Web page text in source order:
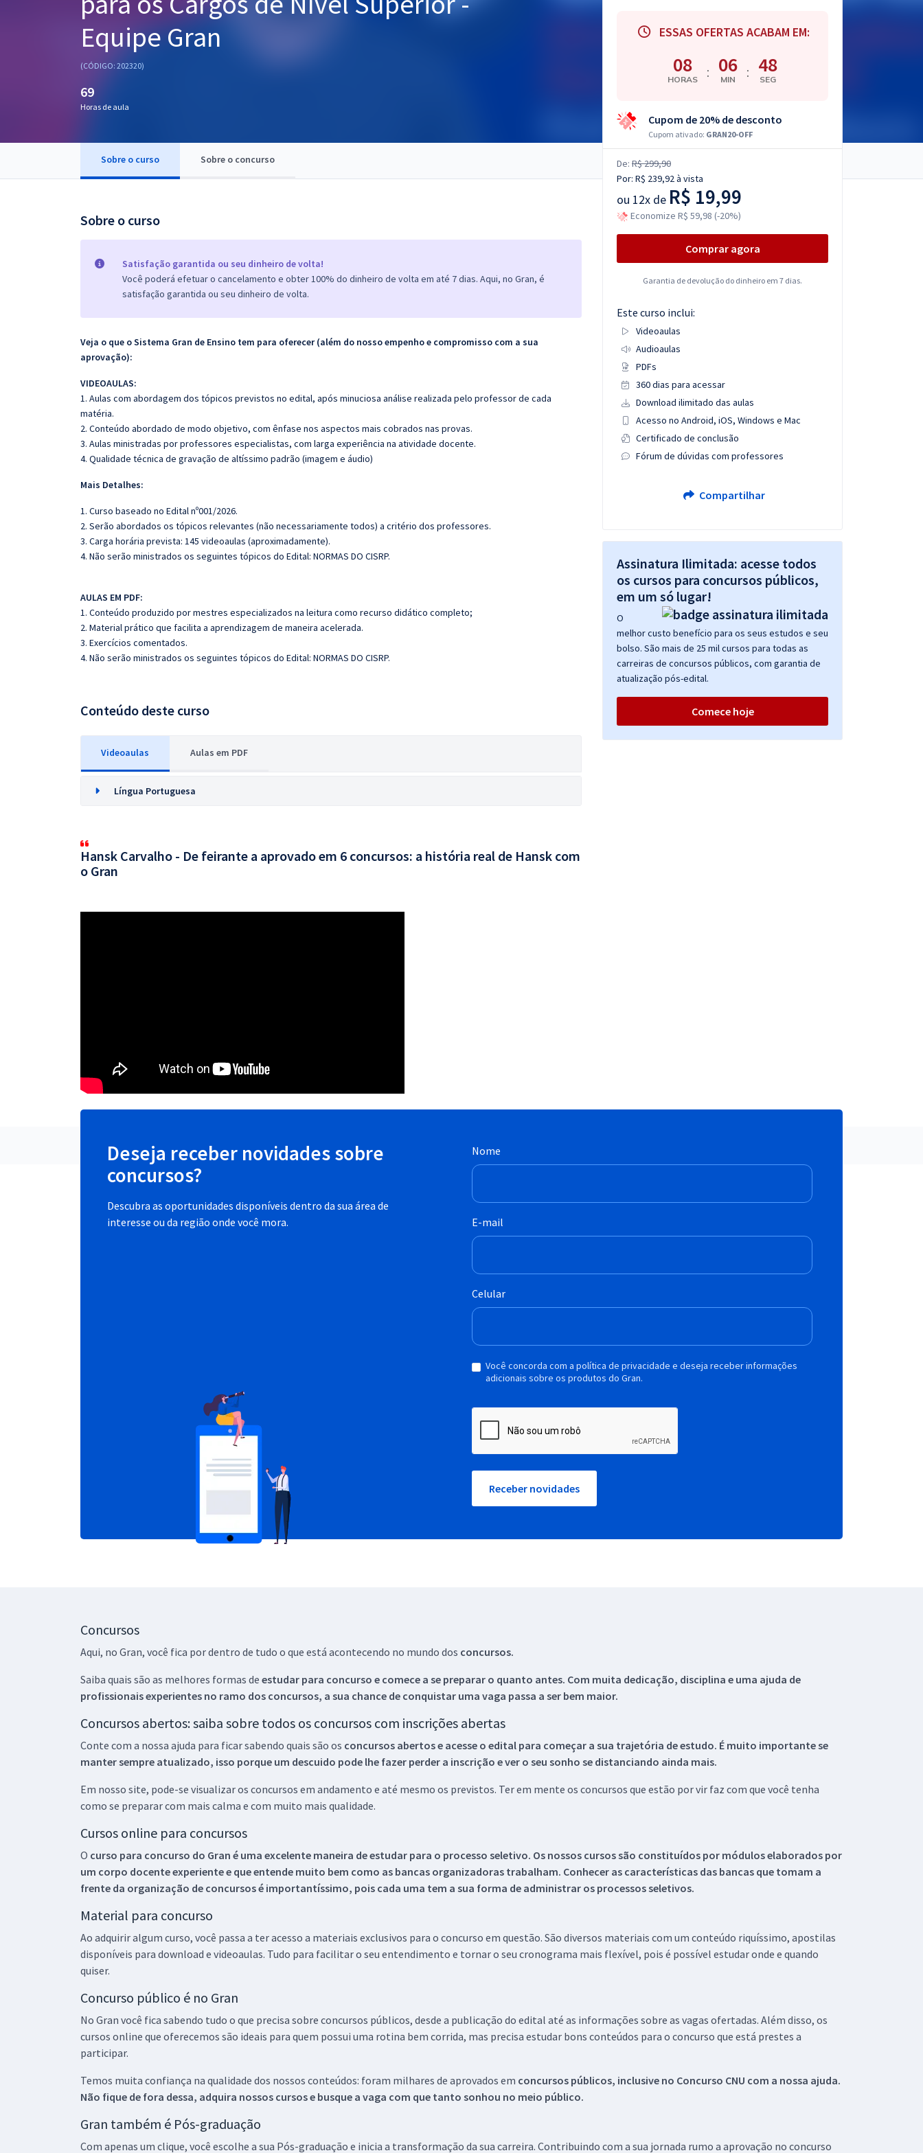
Questões grátis
Equipe Gran
(CÓDIGO: 202320)
69
Horas de aula
Sobre o curso Sobre o concurso
Sobre o curso
Satisfação garantida ou seu dinheiro de volta!
Você poderá efetuar o cancelamento e obter 100% do dinheiro de volta em até 7 dias. Aqui, no Gran, é
satisfação garantida ou seu dinheiro de volta.
Veja o que o Sistema Gran de Ensino tem para oferecer (além do nosso empenho e compromisso com a sua
aprovação):
VIDEOAULAS:
1. Aulas com abordagem dos tópicos previstos no edital, após minuciosa análise realizada pelo professor de cada
matéria.
2. Conteúdo abordado de modo objetivo, com ênfase nos aspectos mais cobrados nas provas.
3. Aulas ministradas por professores especialistas, com larga experiência na atividade docente.
4. Qualidade técnica de gravação de altíssimo padrão (imagem e áudio)
Mais Detalhes:
1. Curso baseado no Edital nº001/2026.
2. Serão abordados os tópicos relevantes (não necessariamente todos) a critério dos professores.
3. Carga horária prevista: 145 videoaulas (aproximadamente).
4. Não serão ministrados os seguintes tópicos do Edital: NORMAS DO CISRP.
AULAS EM PDF:
1. Conteúdo produzido por mestres especializados na leitura como recurso didático completo;
2. Material prático que facilita a aprendizagem de maneira acelerada.
3. Exercícios comentados.
4. Não serão ministrados os seguintes tópicos do Edital: NORMAS DO CISRP.
Conteúdo deste curso
Videoaulas Aulas em PDF
Língua Portuguesa
Hansk Carvalho - De feirante a aprovado em 6 concursos: a história real de Hansk com
o Gran
ESSAS OFERTAS ACABAM EM:
08
HORAS : 06
MIN : 47
SEG
Cupom de 20% de desconto
Cupom ativado: GRAN20-OFF
De: R$ 299,90
Por: R$ 239,92à vista
ou 12x de R$ 19,99
Economize R$ 59,98 (-20%)
Comprar agora
Garantia de devolução do dinheiro em 7 dias.
Este curso inclui:
Videoaulas
Audioaulas
PDFs
360 dias para acessar
Download ilimitado das aulas
Acesso no Android, iOS, Windows e Mac
Certificado de conclusão
Fórum de dúvidas com professores
Compartilhar
Assinatura Ilimitada: acesse todos
os cursos para concursos públicos,
em um só lugar!
O
melhor custo benefício para os seus estudos e seu
bolso. São mais de 25 mil cursos para todas as
carreiras de concursos públicos, com garantia de
atualização pós-edital.
Comece hoje
Deseja receber novidades sobre
concursos?
Descubra as oportunidades disponíveis dentro da sua área de
interesse ou da região onde você mora.
Nome
E-mail
Celular
Você concorda com a política de privacidade e deseja receber informações
adicionais sobre os produtos do Gran.
Receber novidades
Concursos
Aqui, no Gran, você fica por dentro de tudo o que está acontecendo no mundo dos concursos.
Saiba quais são as melhores formas de estudar para concurso e comece a se preparar o quanto antes. Com muita dedicação, disciplina e uma ajuda de
profissionais experientes no ramo dos concursos, a sua chance de conquistar uma vaga passa a ser bem maior.
Concursos abertos: saiba sobre todos os concursos com inscrições abertas
Conte com a nossa ajuda para ficar sabendo quais são os concursos abertos e acesse o edital para começar a sua trajetória de estudo. É muito importante se
manter sempre atualizado, isso porque um descuido pode lhe fazer perder a inscrição e ver o seu sonho se distanciando ainda mais.
Em nosso site, pode-se visualizar os concursos em andamento e até mesmo os previstos. Ter em mente os concursos que estão por vir faz com que você tenha
como se preparar com mais calma e com muito mais qualidade.
Cursos online para concursos
O curso para concurso do Gran é uma excelente maneira de estudar para o processo seletivo. Os nossos cursos são constituídos por módulos elaborados por
um corpo docente experiente e que entende muito bem como as bancas organizadoras trabalham. Conhecer as características das bancas que tomam a
frente da organização de concursos é importantíssimo, pois cada uma tem a sua forma de administrar os processos seletivos.
Material para concurso
Ao adquirir algum curso, você passa a ter acesso a materiais exclusivos para o concurso em questão. São diversos materiais com um conteúdo riquíssimo, apostilas
disponíveis para download e videoaulas. Tudo para facilitar o seu entendimento e tornar o seu cronograma mais flexível, pois é possível estudar onde e quando
quiser.
Concurso público é no Gran
No Gran você fica sabendo tudo o que precisa sobre concursos públicos, desde a publicação do edital até as informações sobre as vagas ofertadas. Além disso, os
cursos online que oferecemos são ideais para quem possui uma rotina bem corrida, mas precisa estudar bons conteúdos para o concurso que está prestes a
participar.
Temos muita confiança na qualidade dos nossos conteúdos: foram milhares de aprovados em concursos públicos, inclusive no Concurso CNU com a nossa ajuda.
Não fique de fora dessa, adquira nossos cursos e busque a vaga com que tanto sonhou no meio público.
Gran também é Pós-graduação
Com apenas um clique, você escolhe a sua Pós-graduação e inicia a transformação da sua carreira. Contribuindo com a sua jornada rumo a aprovação no concurso